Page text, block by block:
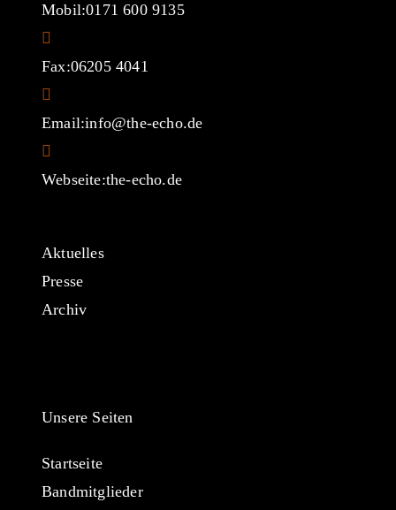
Mobil:0171 600 9135
Fax:06205 4041
Email:info@the-echo.de
Webseite:the-echo.de
Aktuelles
Presse
Archiv
Unsere Seiten
Startseite
Bandmitglieder